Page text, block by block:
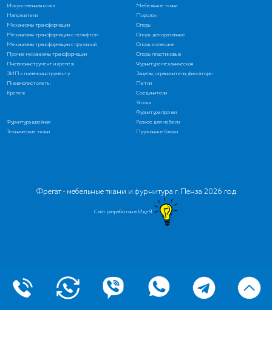
Искусственная кожа
Мебельные ткани
Наполнители
Поролон
Механизмы трансформации
Механизмы трансформации с газлифтом
Механизмы трансформации с пружиной
Прочие механизмы трансформации
Опоры
Опоры декоративные
Опоры колесные
Опоры пластиковые
Пневмоинструмент и крепеж
ЗИП к пневмоинструменту
Пневмопистолеты
Крепеж
Фурнитура механическая
Зацепы, ограничители, фиксаторы
Петли
Соединители
Уголки
Фурнитура прочая
Фурнитура швейная
Разное для мебели
Технические ткани
Пружинные блоки
Фрегат - мебельные ткани и фурнитура г. Пенза 2026 год
Сайт разработан в ИдеЯ